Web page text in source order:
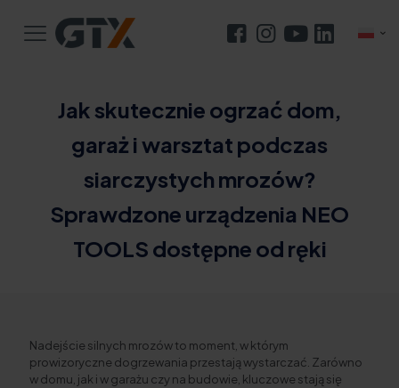
Jak skutecznie ogrzać dom,
garaż i warsztat podczas
siarczystych mrozów?
Sprawdzone urządzenia NEO
TOOLS dostępne od ręki
Nadejście silnych mrozów to moment, w którym
prowizoryczne dogrzewania przestają wystarczać. Zarówno
w domu, jak i w garażu czy na budowie, kluczowe stają się